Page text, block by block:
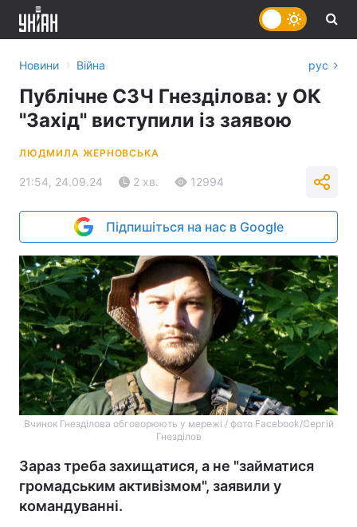
Новини › Війна рус
Публічне СЗЧ Гнезділова: у ОК
"Захід" виступили із заявою
ЛЮДМИЛА ЖЕРНОВСЬКА
21:54, 24.09.24 2 хв. 12994
Підпишіться на нас в Google
Вчинок Гнезділова обговорюють у мережі / фото Facebook/Сергій
Гнезділов
Зараз треба захищатися, а не "займатися
громадським активізмом", заявили у
командуванні.